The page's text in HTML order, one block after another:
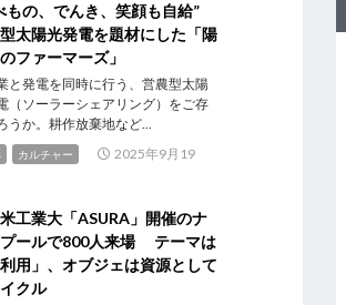
もの、でんき、笑顔も自給”
太陽光発電を題材にした「陽
ファーマーズ」
と発電を同時に行う、営農型太陽
（ソーラーシェアリング）をご存
うか。耕作放棄地など...
カルチャー
2025年9月19
工業大「ASURA」開催のナ
ールで800人来場 テーマは
利用」、オブジェは資源として
クル